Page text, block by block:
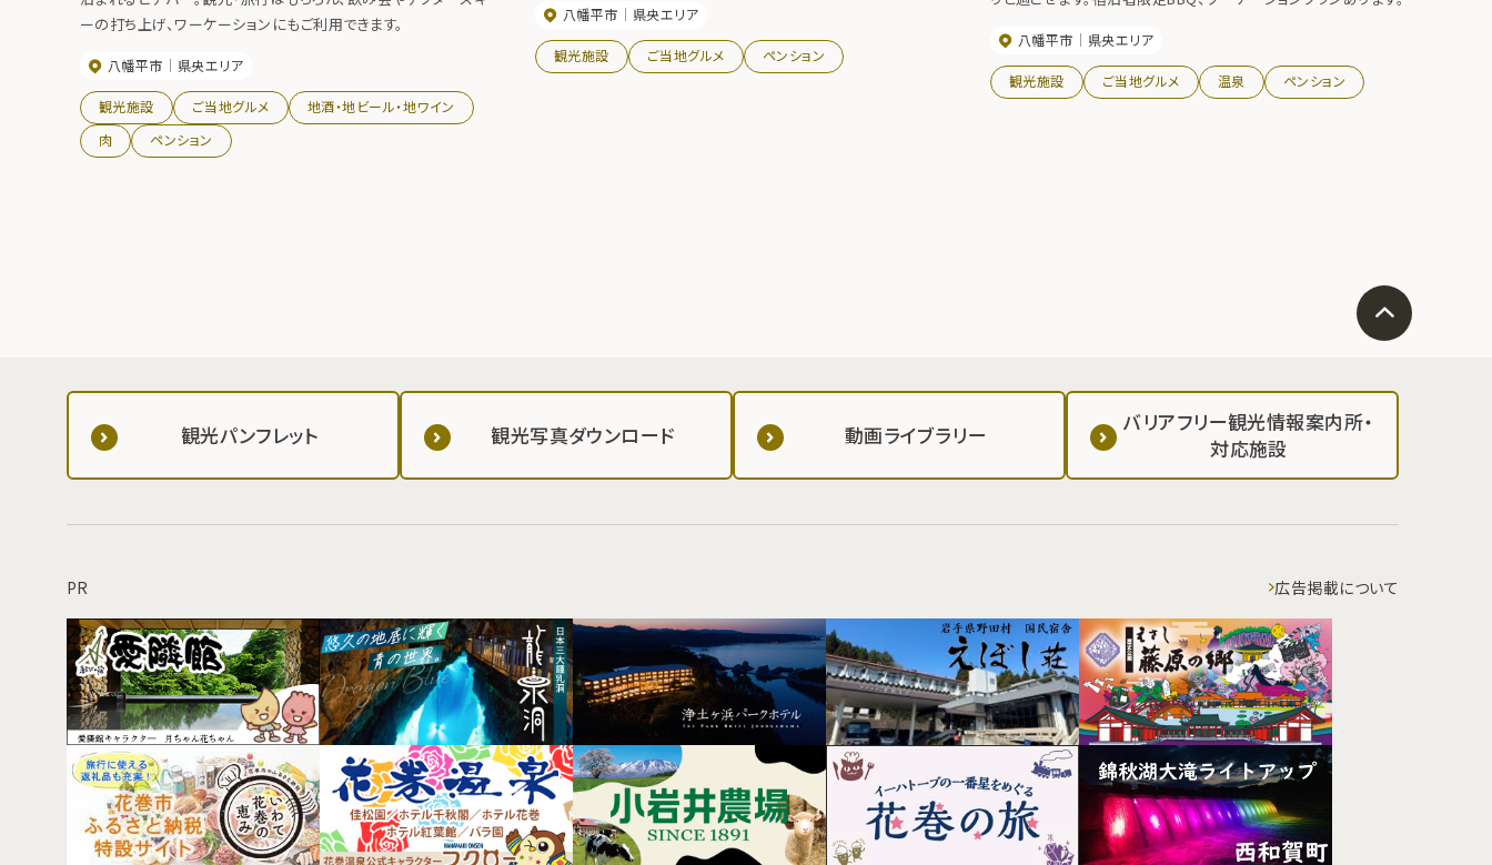
ーの打ち上げ、ワーケーションにもご利用できます。
八幡平市 県央エリア
観光施設 ご当地グルメ
地酒・地ビール・地ワイン
肉
ペンション
八幡平市 県央エリア
観光施設 ご当地グルメ ペンション
八幡平市 県央エリア
観光施設 ご当地グルメ 温泉 ペンション
観光パンフレット 観光写真ダウンロード 動画ライブラリー
バリアフリー観光情報案内所・
対応施設
PR 広告掲載について